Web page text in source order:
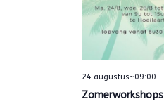
Zomerworkshops
24 augustus~09:00 -